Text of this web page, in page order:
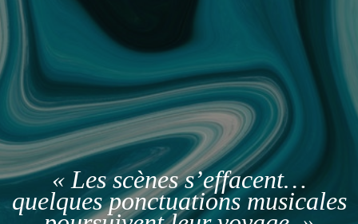
« Les scènes s’effacent…
quelques ponctuations musicales